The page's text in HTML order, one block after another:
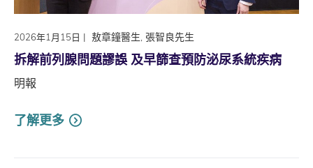
2026年1月15日 | 敖章鐘醫生, 張智良先生
拆解前列腺問題謬誤 及早篩查預防泌尿系統疾病
明報
了解更多